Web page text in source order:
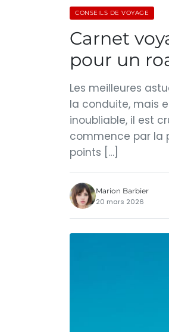
CONSEILS DE VOYAGE
Carnet
pour un
Les meilleures
la conduite, mais
inoubliable, il est
commence par la
points […]
Marion Barbier
20 mars 2026